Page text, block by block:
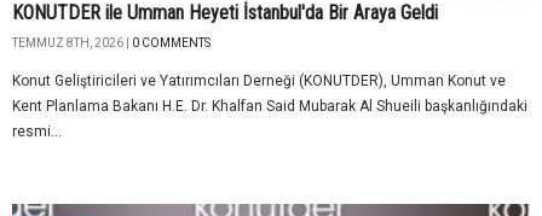
KONUTDER ile Umman Heyeti İstanbul'da Bir Araya Geldi
TEMMUZ 8TH, 2026 | 0 COMMENTS
Konut Geliştiricileri ve Yatırımcıları Derneği (KONUTDER), Umman Konut ve
Kent Planlama Bakanı H.E. Dr. Khalfan Said Mubarak Al Shueili başkanlığındaki
resmi...